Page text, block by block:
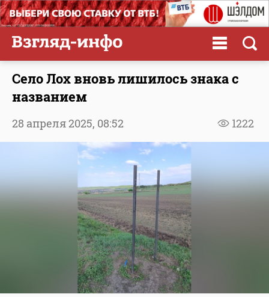
Село Лох вновь лишилось знака с
названием
1222
28 апреля 2025, 08:52